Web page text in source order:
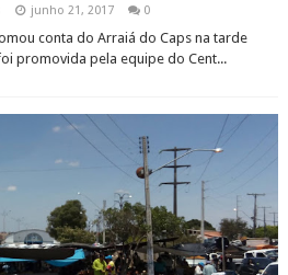
junho 21, 2017 0
conta do Arraiá do Caps na tarde
promovida pela equipe do Cent...